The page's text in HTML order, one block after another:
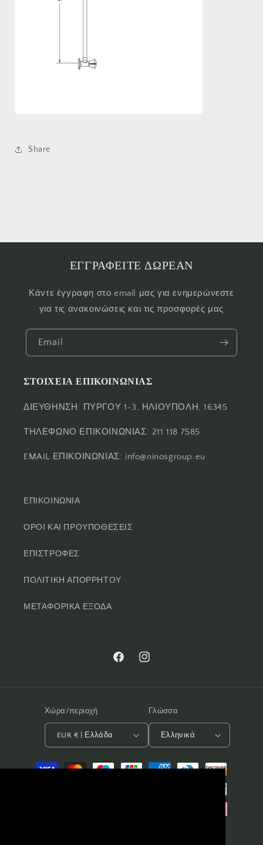
Share
ΕΓΓΡΑΦΕΙΤΕ ΔΩΡΕΑΝ
Κάντε έγγραφη στο email μας για ενημερώνεστε
για τις ανακοινώσεις και τις προσφορές μας
Email
ΣΤΟΙΧΕΙΑ ΕΠΙΚΟΙΝΩΝΙΑΣ
ΔΙΕΥΘΗΝΣΗ: ΠΥΡΓΟΥ 1-3, ΗΛΙΟΥΠΟΛΗ, 16345
ΤΗΛΕΦΩΝΟ ΕΠΙΚΟΙΝΩΝΙΑΣ: 211 118 7585
EMAIL ΕΠΙΚΟΙΝΩΝΙΑΣ: info@ninosgroup.eu
ΕΠΙΚΟΙΝΩΝΙΑ
ΟΡΟΙ ΚΑΙ ΠΡΟΥΠΟΘΕΣΕΙΣ
ΕΠΙΣΤΡΟΦΕΣ
ΠΟΛΙΤΙΚΗ ΑΠΟΡΡΗΤΟΥ
ΜΕΤΑΦΟΡΙΚΑ ΕΞΟΔΑ
FacebookInstagram
Χώρα/περιοχή
EUR € | Ελλάδα
Γλώσσα
Ελληνικά
Μέθοδοι